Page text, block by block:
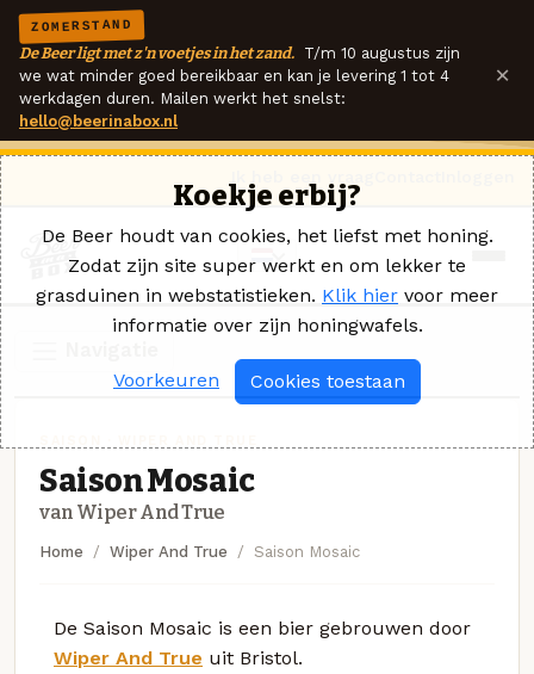
ZOMERSTAND
De Beer ligt met z'n voetjes in het zand. T/m 10 augustus zijn
we wat minder goed bereikbaar en kan je levering 1 tot 4
werkdagen duren. Mailen werkt het snelst:
hello@beerinabox.nl
×
Saison Mosaic
van Wiper And True
Home Wiper And True Saison Mosaic
De Saison Mosaic is een bier gebrouwen door
Wiper And True uit Bristol.
Koekje erbij?
De Beer houdt van cookies, het liefst met honing.
Zodat zijn site super werkt en om lekker te
grasduinen in webstatistieken. Klik hier voor meer
informatie over zijn honingwafels.
Voorkeuren Cookies toestaan